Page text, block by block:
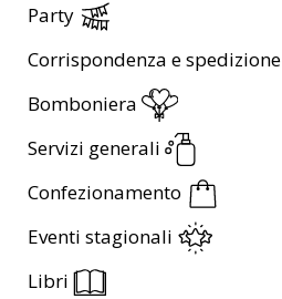
Party
Corrispondenza e spedizione
Bomboniera
Servizi generali
Confezionamento
Eventi stagionali
Libri